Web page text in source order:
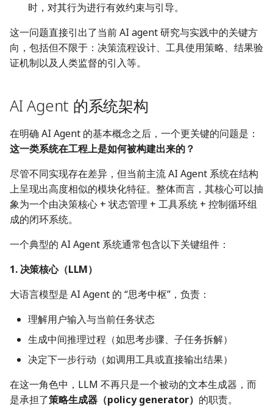
时，对其行为进行有效约束与引导。
这一问题直接引出了当前 AI agent 研究与实践中的关键方
向，包括但不限于：决策流程设计、工具使用策略、结果验
证机制以及人类监督的引入等。
AI Agent 的系统架构
在明确 AI Agent 的基本概念之后，一个更关键的问题是：
这一类系统在工程上是如何被构建出来的？
尽管不同实现存在差异，但当前主流 AI Agent 系统在结构
上呈现出高度相似的模块化特征。整体而言，其核心可以抽
象为一个由决策核心 + 状态管理 + 工具系统 + 控制循环组
成的闭环系统。
一个典型的 AI Agent 系统通常包含以下关键组件：
1. 决策核心（LLM）
大语言模型是 AI Agent 的 “思考中枢”，负责：
理解用户输入与当前任务状态
生成中间推理过程（如思考步骤、子任务拆解）
决定下一步行动（如调用工具或直接输出结果）
在这一角色中，LLM 不再只是一个被动的文本生成器，而
是承担了策略生成器（policy generator） 的职责。